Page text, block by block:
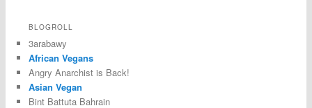
BLOGROLL
3arabawy
African Vegans
Angry Anarchist is Back!
Asian Vegan
Bint Battuta Bahrain